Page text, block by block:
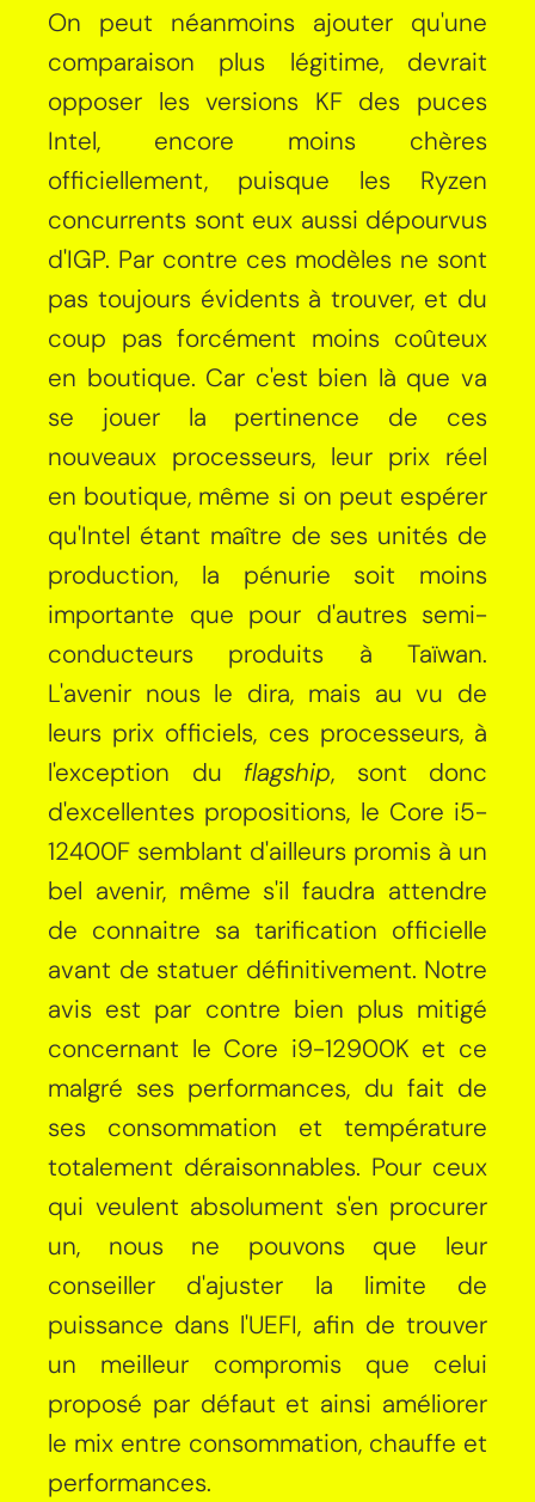
On peut néanmoins ajouter qu'une
comparaison plus légitime, devrait
opposer les versions KF des puces
Intel, encore moins chères
officiellement, puisque les Ryzen
concurrents sont eux aussi dépourvus
d'IGP. Par contre ces modèles ne sont
pas toujours évidents à trouver, et du
coup pas forcément moins coûteux
en boutique. Car c'est bien là que va
se jouer la pertinence de ces
nouveaux processeurs, leur prix réel
en boutique, même si on peut espérer
qu'Intel étant maître de ses unités de
production, la pénurie soit moins
importante que pour d'autres semi-
conducteurs produits à Taïwan.
L'avenir nous le dira, mais au vu de
leurs prix officiels, ces processeurs, à
l'exception du flagship, sont donc
d'excellentes propositions, le Core i5-
12400F semblant d'ailleurs promis à un
bel avenir, même s'il faudra attendre
de connaitre sa tarification officielle
avant de statuer définitivement. Notre
avis est par contre bien plus mitigé
concernant le Core i9-12900K et ce
malgré ses performances, du fait de
ses consommation et température
totalement déraisonnables. Pour ceux
qui veulent absolument s'en procurer
un, nous ne pouvons que leur
conseiller d'ajuster la limite de
puissance dans l'UEFI, afin de trouver
un meilleur compromis que celui
proposé par défaut et ainsi améliorer
le mix entre consommation, chauffe et
performances.